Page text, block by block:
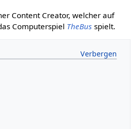
Content Creator, welcher auf
Computerspiel TheBus spielt.